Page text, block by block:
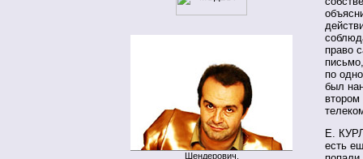
Шендерович.
право
по
был
Е.
есть